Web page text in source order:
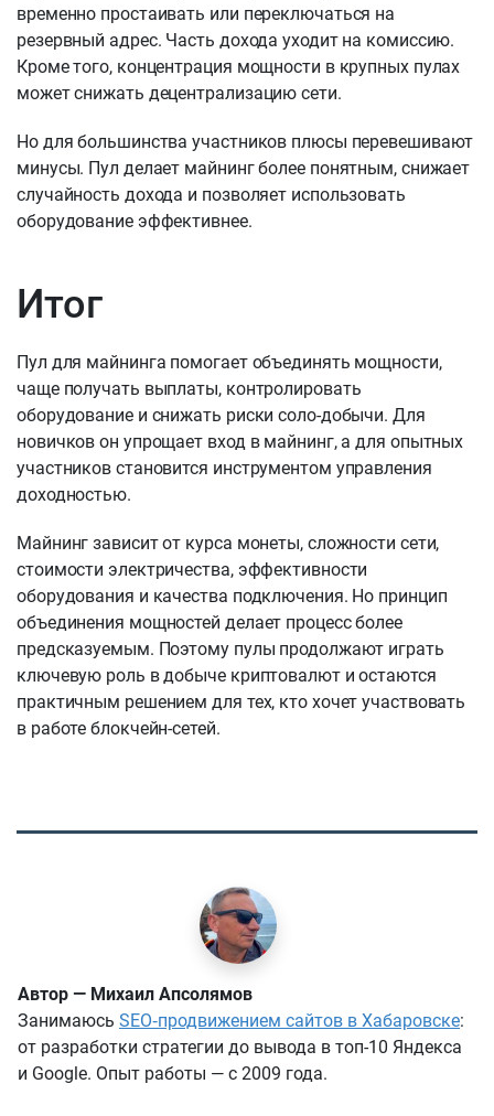
временно простаивать или переключаться на
резервный адрес. Часть дохода уходит на комиссию.
Кроме того, концентрация мощности в крупных пулах
может снижать децентрализацию сети.
Но для большинства участников плюсы перевешивают
минусы. Пул делает майнинг более понятным, снижает
случайность дохода и позволяет использовать
оборудование эффективнее.
Итог
Пул для майнинга помогает объединять мощности,
чаще получать выплаты, контролировать
оборудование и снижать риски соло-добычи. Для
новичков он упрощает вход в майнинг, а для опытных
участников становится инструментом управления
доходностью.
Майнинг зависит от курса монеты, сложности сети,
стоимости электричества, эффективности
оборудования и качества подключения. Но принцип
объединения мощностей делает процесс более
предсказуемым. Поэтому пулы продолжают играть
ключевую роль в добыче криптовалют и остаются
практичным решением для тех, кто хочет участвовать
в работе блокчейн-сетей.
Автор — Михаил Апсолямов
Занимаюсь SEO‑продвижением сайтов в Хабаровске:
от разработки стратегии до вывода в топ-10 Яндекса
и Google. Опыт работы — с 2009 года.